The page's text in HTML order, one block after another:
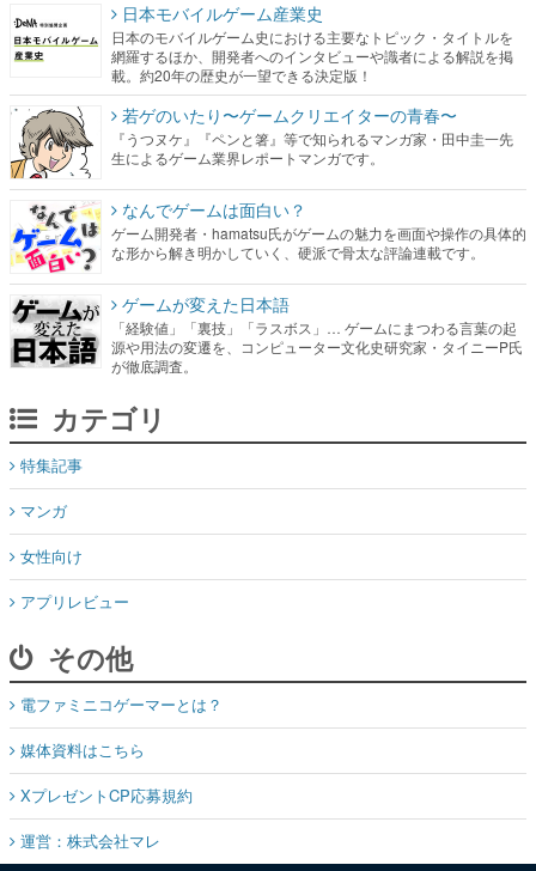
日本モバイルゲーム産業史
日本のモバイルゲーム史における主要なトピック・タイトルを
網羅するほか、開発者へのインタビューや識者による解説を掲
載。約20年の歴史が一望できる決定版！
若ゲのいたり〜ゲームクリエイターの青春〜
『うつヌケ』『ペンと箸』等で知られるマンガ家・田中圭一先
生によるゲーム業界レポートマンガです。
なんでゲームは面白い？
ゲーム開発者・hamatsu氏がゲームの魅力を画面や操作の具体的
な形から解き明かしていく、硬派で骨太な評論連載です。
ゲームが変えた日本語
「経験値」「裏技」「ラスボス」… ゲームにまつわる言葉の起
源や用法の変遷を、コンピューター文化史研究家・タイニーP氏
が徹底調査。
カテゴリ
特集記事
マンガ
女性向け
アプリレビュー
その他
電ファミニコゲーマーとは？
媒体資料はこちら
XプレゼントCP応募規約
運営：株式会社マレ